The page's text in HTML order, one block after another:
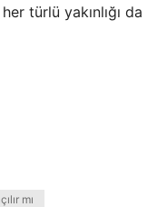
türlü yakınlığı da
mı